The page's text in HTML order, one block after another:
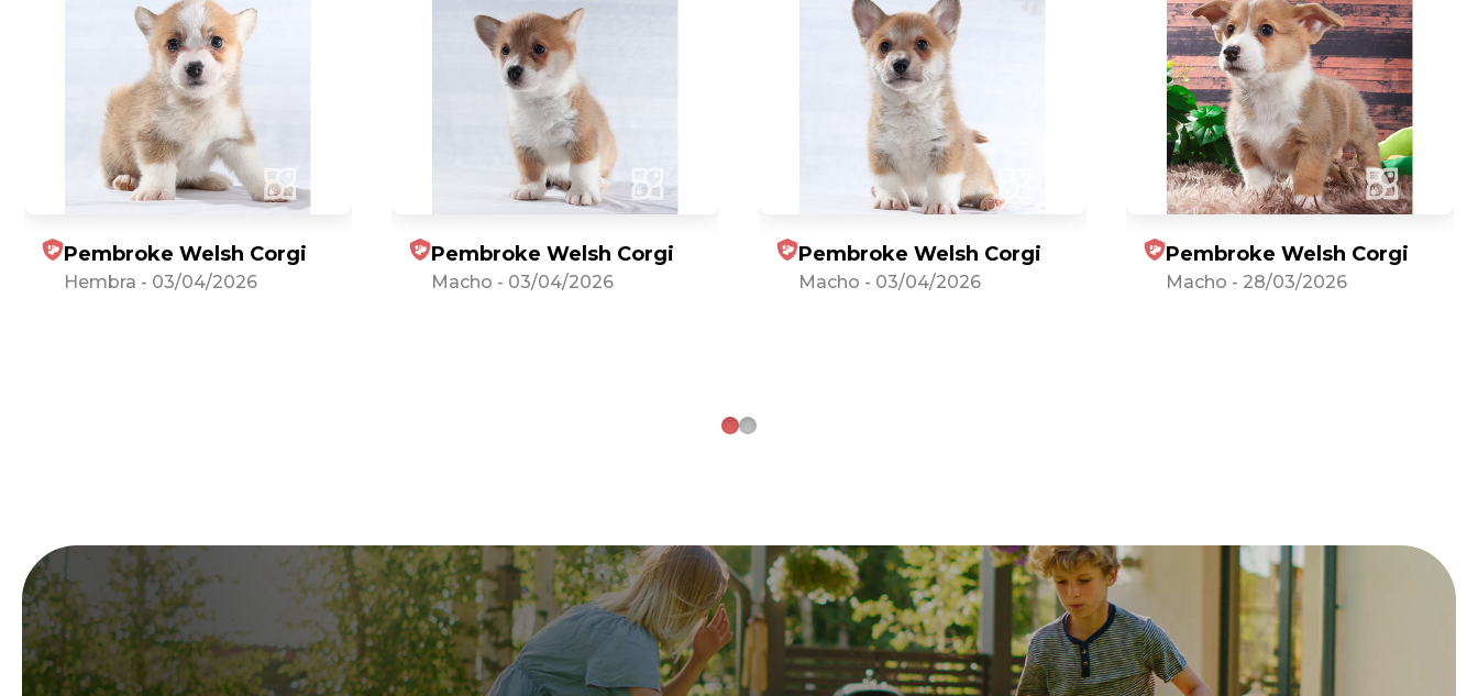
Pembroke Welsh Corgi
Hembra - 03/04/2026
Pembroke Welsh Corgi
Macho - 03/04/2026
Pembroke Welsh Corgi
Macho - 03/04/2026
Pembroke Welsh Corgi
Macho - 28/03/2026